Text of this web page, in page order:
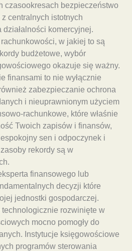
czasookresach bezpieczeństwo
centralnych istotnych
komercyjnej.
w jakiej to są
budżetowe, wybór
okazuje się ważny.
finansami to nie wyłącznie
zabezpieczanie ochrona
i nieuprawnionym użyciem
rachunkowe, które właśnie
Twoich zapisów i finansów,
sen i odpoczynek i
rekordy są w
finansowego lub
decyzji które
jednostki gospodarczej.
rozwinięte w
mocno pomogły do
Instytucje księgowościowe
programów sterowania